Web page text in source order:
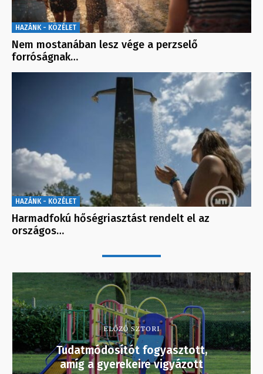
HAZÁNK - KÖZÉLET
Nem mostanában lesz vége a perzselő
forróságnak…
HAZÁNK - KÖZÉLET
Harmadfokú hőségriasztást rendelt el az
országos…
ELŐZŐ SZTORI
Tudatmódosítót fogyasztott,
amíg a gyerekeire vigyázott